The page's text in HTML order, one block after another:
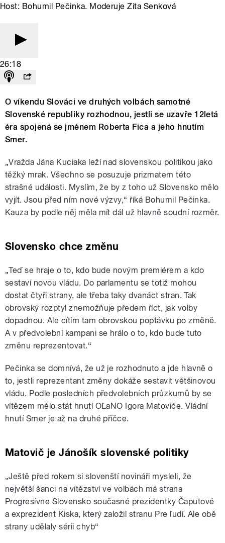
Host: Bohumil Pečinka. Moderuje Zita Senková
26:18
O víkendu Slováci ve druhých volbách samotné
Slovenské republiky rozhodnou, jestli se uzavře 12letá
éra spojená se jménem Roberta Fica a jeho hnutím
Smer.
„Vražda Jána Kuciaka leží nad slovenskou politikou jako
těžký mrak. Všechno se posuzuje prizmatem této
strašné události. Myslím, že by z toho už Slovensko mělo
vyjít. Jsou před ním nové výzvy,“ říká Bohumil Pečinka.
Kauza by podle něj měla mít dál už hlavně soudní rozměr.
Slovensko chce změnu
„Teď se hraje o to, kdo bude novým premiérem a kdo
sestaví novou vládu. Do parlamentu se totiž mohou
dostat čtyři strany, ale třeba taky dvanáct stran. Tak
obrovský rozptyl znemožňuje předem říct, jak volby
dopadnou. Ale cítím tam obrovskou poptávku po změně.
A v předvolební kampani se hrálo o to, kdo bude tuto
změnu reprezentovat.“
Pečinka se domnívá, že už je rozhodnuto a jde hlavně o
to, jestli reprezentant změny dokáže sestavit většinovou
vládu. Podle posledních předvolebních průzkumů by se
vítězem mělo stát hnutí OĽaNO Igora Matoviče. Vládní
hnutí Smer je až na druhé příčce.
Matovič je Jánošík slovenské politiky
„Ještě před rokem si slovenští novináři mysleli, že
největší šanci na vítězství ve volbách má strana
Progresívne Slovensko současné prezidentky Čaputové
a exprezident Kiska, který založil stranu Pre ľudí. Ale obě
strany udělaly sérii chyb“